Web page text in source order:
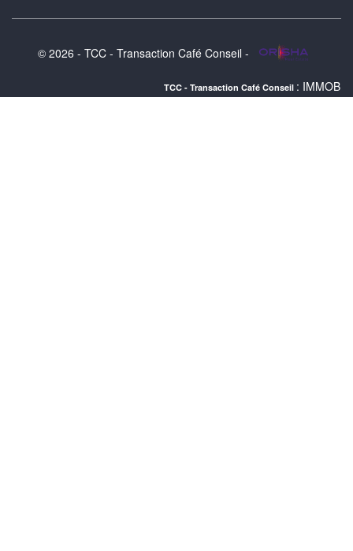
© 2026 - TCC - Transaction Café Conseil -
TCC - Transaction Café Conseil : IMMOBILIER